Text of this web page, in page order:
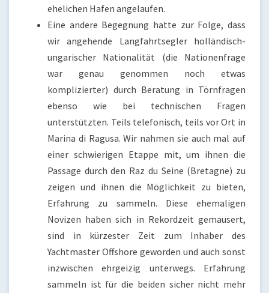
ehelichen Hafen angelaufen.
Eine andere Begegnung hatte zur Folge, dass
wir angehende Langfahrtsegler holländisch-
ungarischer Nationalität (die Nationenfrage
war genau genommen noch etwas
komplizierter) durch Beratung in Törnfragen
ebenso wie bei technischen Fragen
unterstützten. Teils telefonisch, teils vor Ort in
Marina di Ragusa. Wir nahmen sie auch mal auf
einer schwierigen Etappe mit, um ihnen die
Passage durch den Raz du Seine (Bretagne) zu
zeigen und ihnen die Möglichkeit zu bieten,
Erfahrung zu sammeln. Diese ehemaligen
Novizen haben sich in Rekordzeit gemausert,
sind in kürzester Zeit zum Inhaber des
Yachtmaster Offshore geworden und auch sonst
inzwischen ehrgeizig unterwegs. Erfahrung
sammeln ist für die beiden sicher nicht mehr